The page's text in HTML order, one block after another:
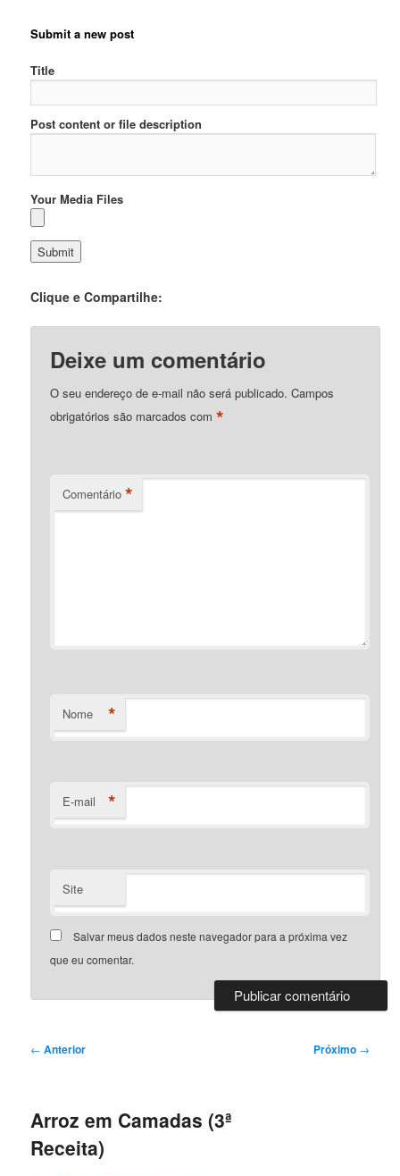
Submit a new post
Title
Post content or file description
Your Media Files
Clique e Compartilhe:
Deixe um comentário
O seu endereço de e-mail não será publicado. Campos
obrigatórios são marcados com*
Comentário *
Nome *
E-mail *
Site
Salvar meus dados neste navegador para a próxima vez
que eu comentar.
Navegação
← Anterior Próximo →
Arroz em Camadas (3ª
Receita)